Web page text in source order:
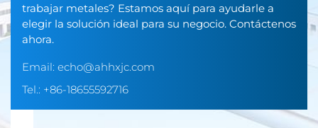
trabajar metales? Estamos aquí para ayudarle a
elegir la solución ideal para su negocio. Contáctenos
ahora.
Email: echo@ahhxjc.com
Tel.: +86-18655592716